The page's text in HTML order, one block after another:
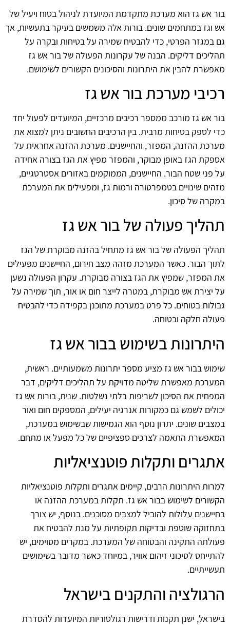
בור אש גז הוא מערכת מתקדמת המיועדת לניהול בטוח ויעיל של
אש וגז במתחמים שונים. בורות אלה משמשים בעיקר בתעשיות, אך
גם במגזר הפרטי, כדי להבטיח שמירה על בטיחות ובקרה על
תהליכים דליקים. הבנה של עקרונות הפעולה של בור אש גז
מאפשרת להבין את היתרונות והסיכונים הקשורים לשימושם.
רכיבי מערכת בור אש גז
בור אש גז מורכב ממספר רכיבים מרכזיים, המיועדים לפעול יחד
כדי לספק בטיחות מרבית. בין הרכיבים החשובים ניתן למצוא את
מערכת ההזנה, המפזר, והחיישנים. מערכת ההזנה אחראית על
אספקת הגז באופן מבוקר, והמפזר מפיץ את הגז בצורה אחידה
על פני שטח הבור. החיישנים, הממוקמים באזורים אסטרטגיים,
מזהים שינויים בטמפרטורה ורמות גז, ומפעילים את המערכת
במקרה של סיכון.
תהליך פעולה של בור אש גז
תהליך הפעולה של בור אש גז מתחיל בהזנה מבוקרת של הגז
לתוך הבור. כאשר המערכת מזהה מצב חירום, החיישנים מפעילים
את המפזר, שמפיץ את הגז בצורה מבוקרת. עקרון הפעולה נשען
על יצירת אש מבוקרת, במטרה לייצר חום או אור, תוך שמירה על
גבולות בטוחים. כל פרט במערכת מתוכנן בקפידה כדי להבטיח
פעולה חלקה ובטוחה.
היתרונות בשימוש בבור אש גז
שימוש בבור אש גז מציע מספר יתרונות משמעותיים. ראשית,
המערכת מאפשרת שליטה מדויקת על תהליכים דליקים, דבר
המפחית את הסיכון לשריפות בלתי נשלטות. שנית, בורות אש גז
יכולים לשמש גם כמקורות אנרגיה יעילים, המספקים חום ואור
במצבים שונים. יתרון נוסף הוא הגמישות שבשימוש במערכת,
המאפשרת התאמה לצרכים ספציפיים של כל מפעל או מתחם.
אתגרים ותקלות פוטנציאליות
למרות היתרונות הרבים, קיימים אתגרים ותקלות פוטנציאליות
הקשורים לשימוש בבור אש גז. תקלות במערכת ההזנה או
בחיישנים עלולות להוביל למצבים מסוכנים. בנוסף, יש צורך
בתחזוקה שוטפת ובדיקות תקופתיות על מנת להבטיח את
פעולתה התקינה והבטוחה של המערכת. במקרים מסוימים, יש
להתייחס לסיכוני זיהום אוויר, במיוחד כאשר מדובר בשימושים
תעשייתיים.
הרגולציה והתקנים בישראל
בישראל, ישנן תקנות ודרישות רגולטוריות המיועדות להסדרת